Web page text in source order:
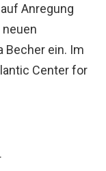
Anregung
Becher ein. Im
Center for